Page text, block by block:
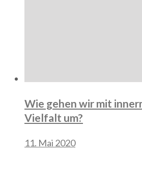
Wie gehen wir mit
Vielfalt um?
11. Mai 2020